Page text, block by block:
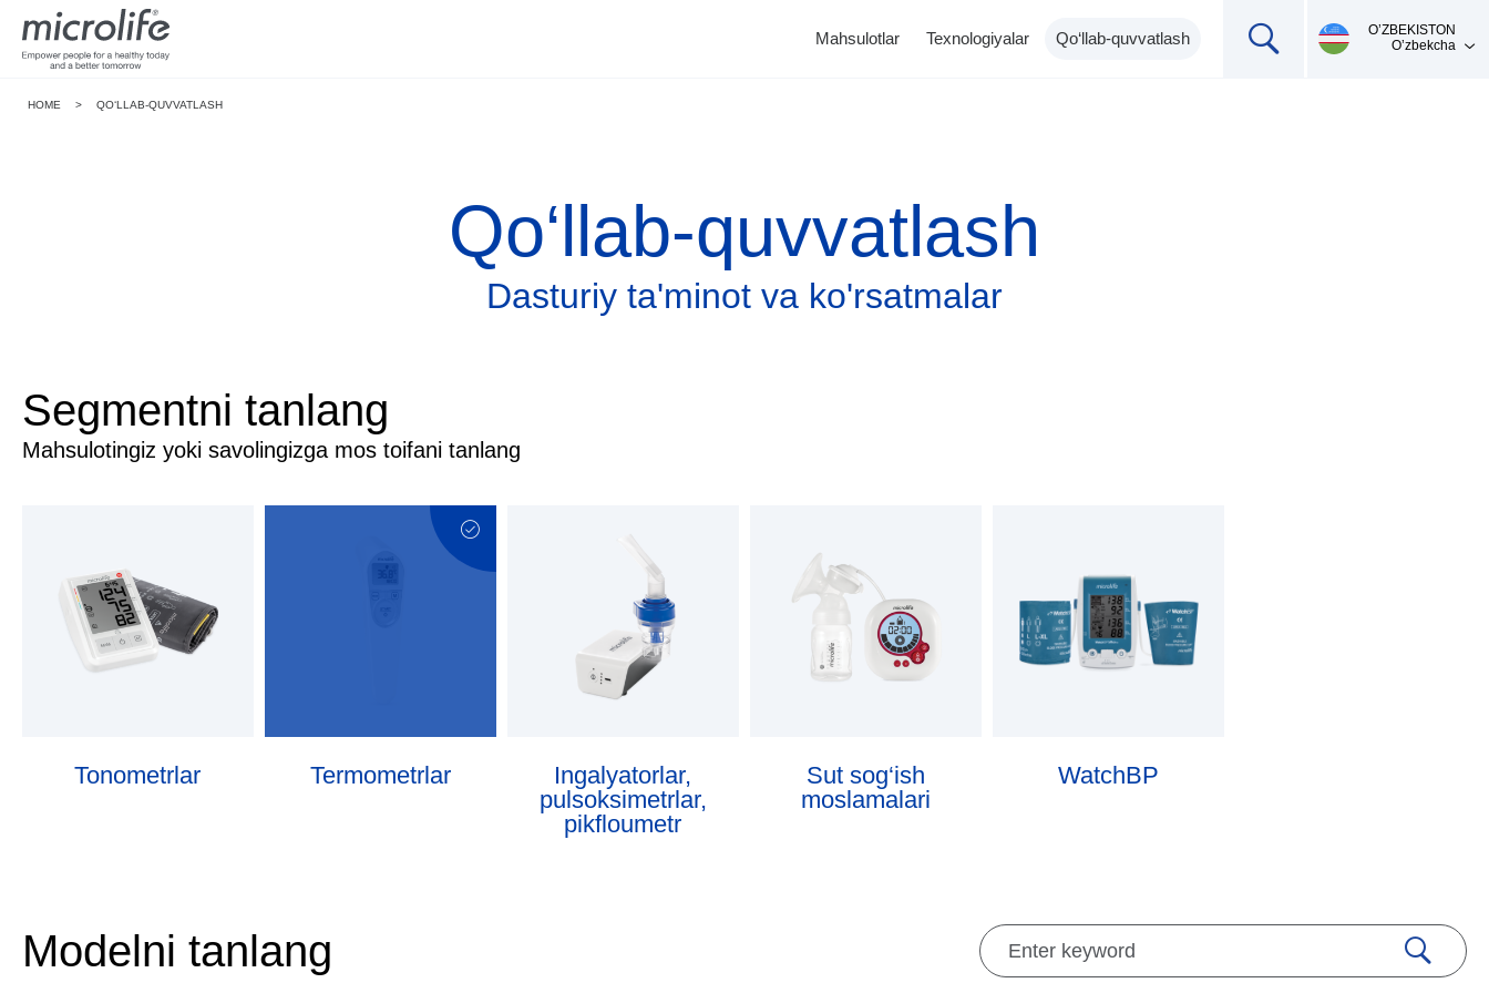
Mahsulotlar Texnologiyalar Qo‘llab-quvvatlash
О’ZBEKISTON
O’zbekcha
HOME > QO‘LLAB-QUVVATLASH
Qo‘llab-quvvatlash
Dasturiy ta'minot va ko'rsatmalar
Segmentni tanlang
Mahsulotingiz yoki savolingizga mos toifani tanlang
Tonometrlar Termometrlar
Ingalyatorlar,
pulsoksimetrlar,
pikfloumetr
Sut sog‘ish
moslamalari
WatchBP
Modelni tanlang